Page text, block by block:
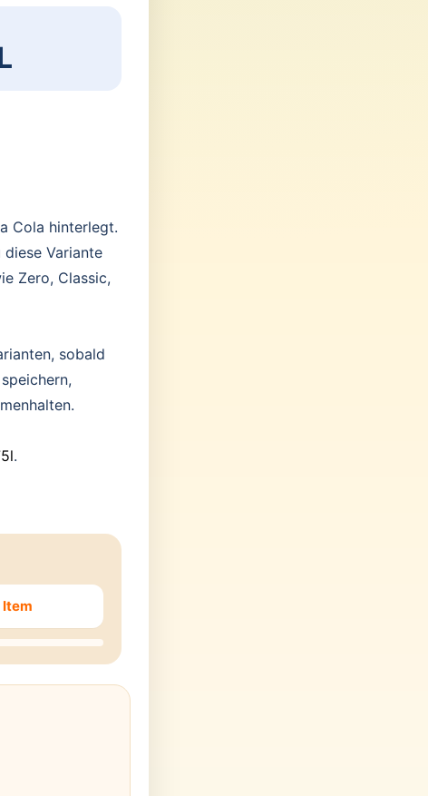
Cola hinterlegt.
diese Variante
Zero, Classic,
sobald
.
Item